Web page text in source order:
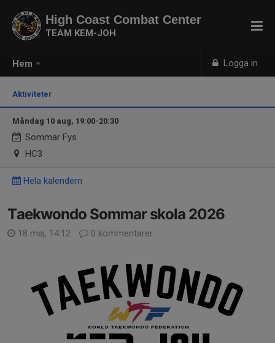
Hem Logga in
High Coast Combat Center
TEAM KEM-JOH
Aktiviteter
Måndag 10 aug, 19:00-20:30
Sommar Fys
HC3
Hela kalendern
Taekwondo Sommar skola 2026
18 maj, 14:12 0 kommentarer